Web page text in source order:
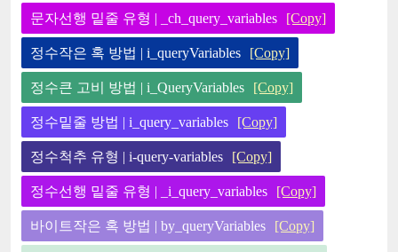
문자선행 밑줄 유형 | _ch_query_variables [Copy]
정수작은 혹 방법 | i_queryVariables [Copy]
정수큰 고비 방법 | i_QueryVariables [Copy]
정수밑줄 방법 | i_query_variables [Copy]
정수척추 유형 | i-query-variables [Copy]
정수선행 밑줄 유형 | _i_query_variables [Copy]
바이트작은 혹 방법 | by_queryVariables [Copy]